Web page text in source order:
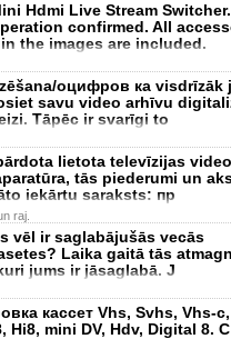
Hdmi Live Stream
confirmed. All
the images are included.
оцифров ка visdrīzāk
savu video arhīvu
Tāpēc ir svarīgi to
lietota televīzijas
tās piederumi un
iekārtu saraksts: пр
raj.
vēl ir saglabājušās vecās
Laika gaitā tās
jums ir jāsaglabā. J
кассет Vhs, Svhs, Vhs-
Hi8, mini DV, Hdv, Digital 8. С